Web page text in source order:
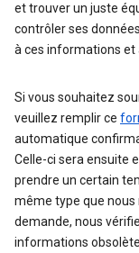
et trouver un juste
contrôler ses
à ces informations et
Si vous souhaitez
veuillez remplir ce
automatique
Celle-ci sera ensuite
prendre un certain
même type que nous
demande, nous
informations